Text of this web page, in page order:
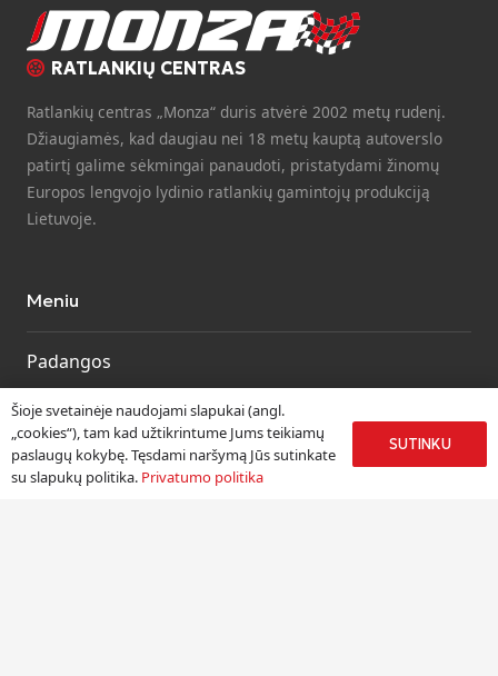
RATLANKIŲ CENTRAS
Ratlankių centras „Monza“ duris atvėrė 2002 metų rudenį.
Džiaugiamės, kad daugiau nei 18 metų kauptą autoverslo
patirtį galime sėkmingai panaudoti, pristatydami žinomų
Europos lengvojo lydinio ratlankių gamintojų produkciją
Lietuvoje.
Meniu
Padangos
Ratlankiai
Kitos prekės
Paslaugos
Šioje svetainėje naudojami slapukai (angl.
„cookies“), tam kad užtikrintume Jums teikiamų
paslaugų kokybę. Tęsdami naršymą Jūs sutinkate
su slapukų politika. Privatumo politika
SUTINKU